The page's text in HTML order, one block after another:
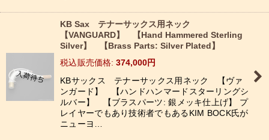
KB Sax テナーサックス用ネック
【VANGUARD】 【Hand Hammered Sterling
Silver】 【Brass Parts: Silver Plated】
税込
: 374,000円
KBサックス テナーサックス用ネック 【ヴァ
ンガード】 【ハンドハンマードスターリングシ
ルバー】 【ブラスパーツ: 銀メッキ仕上げ】 プ
レイヤーでもあり技術者でもあるKIM BOCK氏が
ニューヨ…